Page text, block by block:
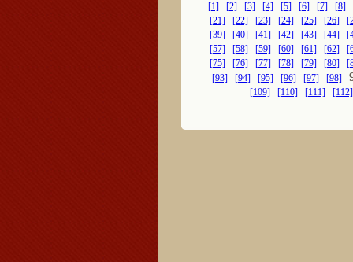
[1] [2] [3] [4] [5] [6] [7] [8]
[21]
[22] [23] [24] [25] [26]
[39]
[40] [41] [42] [43] [44]
[57]
[58] [59] [60] [61] [62]
[75]
[76] [77] [78] [79] [80]
[93]
[94] [95] [96] [97] [98]
[109] [110] [111] [112]